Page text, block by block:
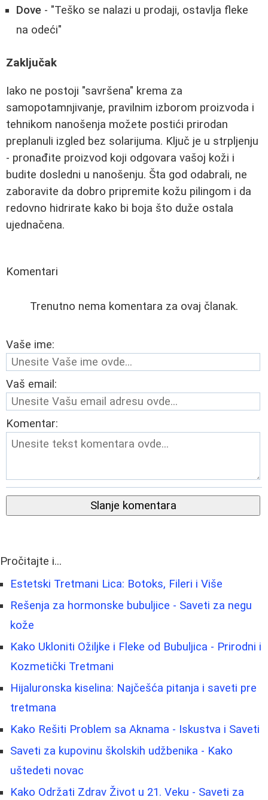
Dove - "Teško se nalazi u prodaji, ostavlja fleke
na odeći"
Zaključak
Iako ne postoji "savršena" krema za
samopotamnjivanje, pravilnim izborom proizvoda i
tehnikom nanošenja možete postići prirodan
preplanuli izgled bez solarijuma. Ključ je u strpljenju
- pronađite proizvod koji odgovara vašoj koži i
budite dosledni u nanošenju. Šta god odabrali, ne
zaboravite da dobro pripremite kožu pilingom i da
redovno hidrirate kako bi boja što duže ostala
ujednačena.
Komentari
Trenutno nema komentara za ovaj članak.
Vaše ime:
Vaš email:
Komentar:
Slanje komentara
Pročitajte i...
Estetski Tretmani Lica: Botoks, Fileri i Više
Rešenja za hormonske bubuljice - Saveti za negu
kože
Kako Ukloniti Ožiljke i Fleke od Bubuljica - Prirodni i
Kozmetički Tretmani
Hijaluronska kiselina: Najčešća pitanja i saveti pre
tretmana
Kako Rešiti Problem sa Aknama - Iskustva i Saveti
Saveti za kupovinu školskih udžbenika - Kako
uštedeti novac
Kako Održati Zdrav Život u 21. Veku - Saveti za